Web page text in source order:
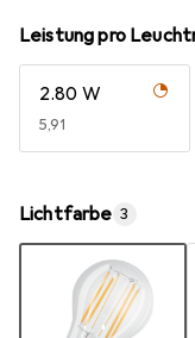
Leistung pro
2.80 W
EUR
5,91
Lichtfarbe 3